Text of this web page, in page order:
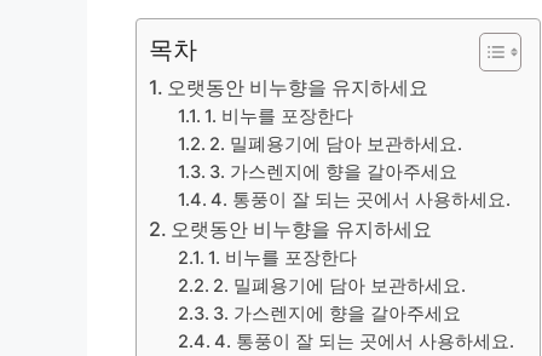
목차
오랫동안 비누향을 유지하세요
1. 비누를 포장한다
2. 밀폐용기에 담아 보관하세요.
3. 가스렌지에 향을 갈아주세요
4. 통풍이 잘 되는 곳에서 사용하세요.
오랫동안 비누향을 유지하세요
1. 비누를 포장한다
2. 밀폐용기에 담아 보관하세요.
3. 가스렌지에 향을 갈아주세요
4. 통풍이 잘 되는 곳에서 사용하세요.